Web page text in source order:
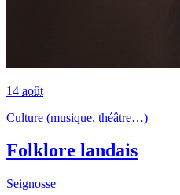
14 août
Culture (musique, théâtre…)
Folklore landais
Seignosse